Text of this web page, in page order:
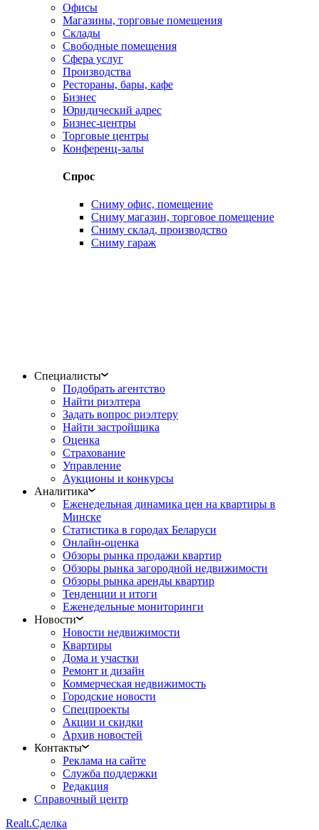
Офисы
Магазины, торговые помещения
Склады
Свободные помещения
Сфера услуг
Производства
Рестораны, бары, кафе
Бизнес
Юридический адрес
Бизнес-центры
Торговые центры
Конференц-залы
Спрос
Сниму офис, помещение
Сниму магазин, торговое помещение
Сниму склад, производство
Сниму гараж
Специалисты
Подобрать агентство
Найти риэлтера
Задать вопрос риэлтеру
Найти застройщика
Оценка
Страхование
Управление
Аукционы и конкурсы
Аналитика
Еженедельная динамика цен на квартиры в
Минске
Статистика в городах Беларуси
Онлайн-оценка
Обзоры рынка продажи квартир
Обзоры рынка загородной недвижимости
Обзоры рынка аренды квартир
Тенденции и итоги
Еженедельные мониторинги
Новости
Новости недвижимости
Квартиры
Дома и участки
Ремонт и дизайн
Коммерческая недвижимость
Городские новости
Спецпроекты
Акции и скидки
Архив новостей
Контакты
Реклама на сайте
Служба поддержки
Редакция
Справочный центр
Realt.Сделка